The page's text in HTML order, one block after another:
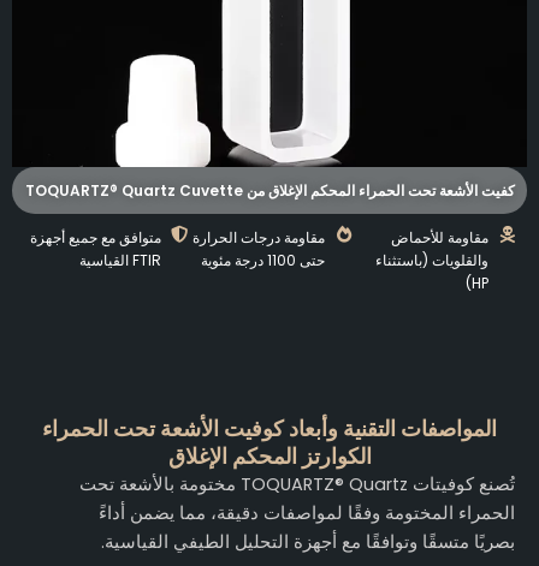
كفيت الأشعة تحت الحمراء المحكم الإغلاق من TOQUARTZ® Quartz Cuvette
مقاومة للأحماض
والقلويات (باستثناء
HP)
مقاومة درجات الحرارة
حتى 1100 درجة مئوية
متوافق مع جميع أجهزة
FTIR القياسية
المواصفات التقنية وأبعاد كوفيت الأشعة تحت الحمراء
الكوارتز المحكم الإغلاق
تُصنع كوفيتات TOQUARTZ® Quartz مختومة بالأشعة تحت
الحمراء المختومة وفقًا لمواصفات دقيقة، مما يضمن أداءً
بصريًا متسقًا وتوافقًا مع أجهزة التحليل الطيفي القياسية.